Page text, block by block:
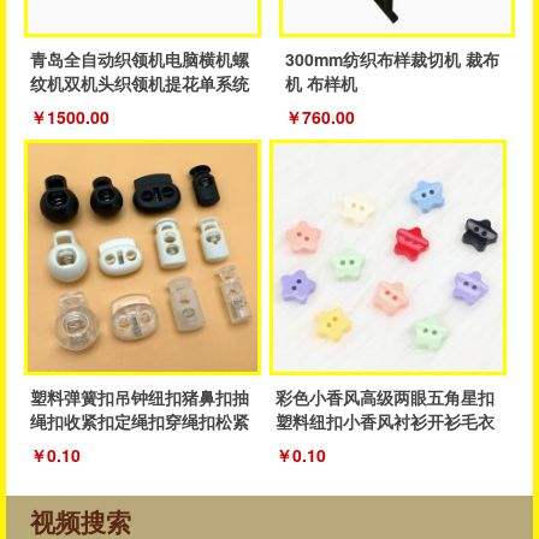
青岛全自动织领机电脑横机螺
纹机双机头织领机提花单系统
织领机
￥1500.00
300mm纺织布样裁切机 裁布
机 布样机
￥760.00
塑料弹簧扣吊钟纽扣猪鼻扣抽
绳扣收紧扣定绳扣穿绳扣松紧
抽绳扣子
￥0.10
彩色小香风高级两眼五角星扣
塑料纽扣小香风衬衫开衫毛衣
纽扣厂家
￥0.10
视频搜索